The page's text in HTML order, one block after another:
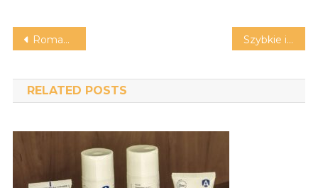
Nawigacja
Romantyczny weekend we dwoje: czy wybrać Hotel HARNAŚ? Szybkie i wygodne zakupy drewna w Małopolsce
RELATED POSTS